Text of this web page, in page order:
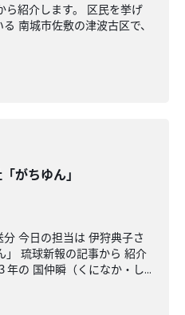
ら紹介します。 区民を挙げ
南城市佐敷の津波古区で、
がちゆん」
今日の担当は 伊狩典子さ
」 琉球新報の記事から 紹介
年の 国仲瞬（くになか・し...